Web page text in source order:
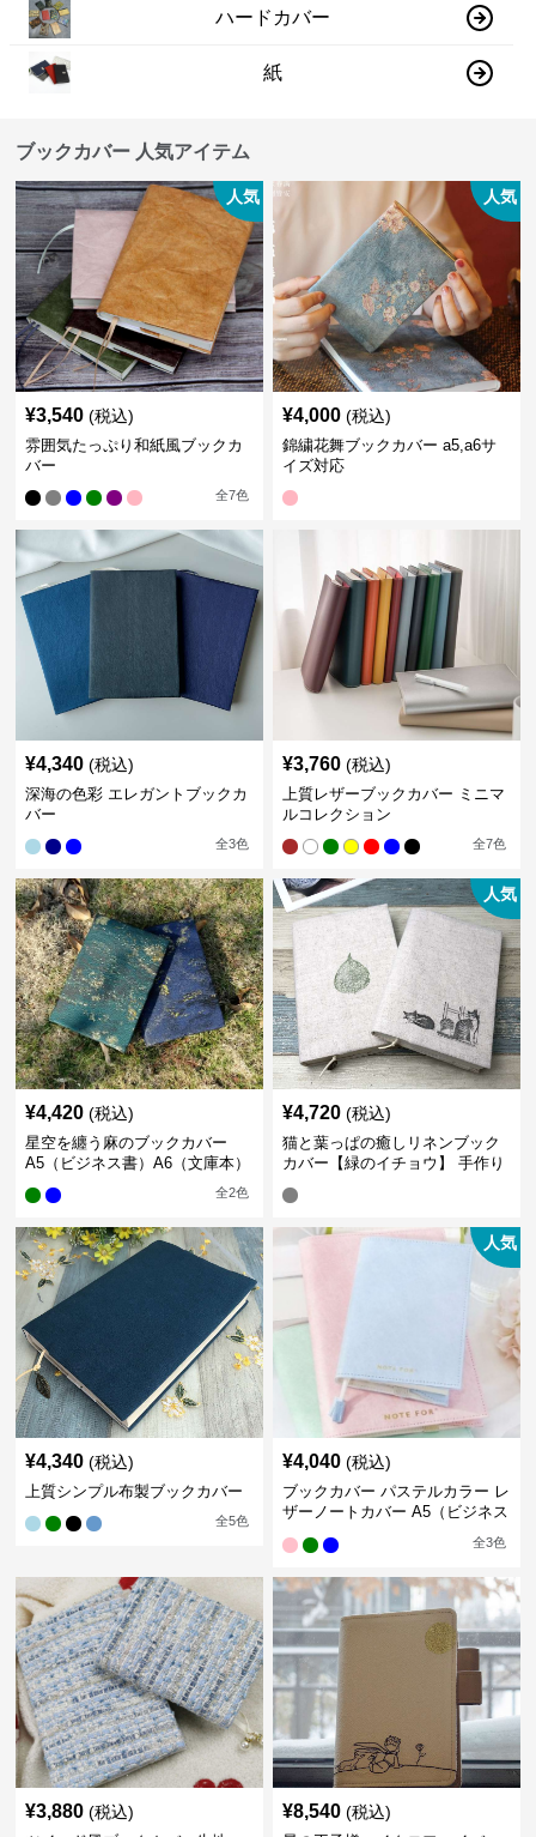
ハードカバー
紙
ブックカバー 人気アイテム
人気
¥3,540 (税込)
雰囲気たっぷり和紙風ブックカ
バー
全7色
人気
¥4,000 (税込)
錦繍花舞ブックカバー a5,a6サ
イズ対応
¥4,340 (税込)
深海の色彩 エレガントブックカ
バー
全3色
¥3,760 (税込)
上質レザーブックカバー ミニマ
ルコレクション
全7色
¥4,420 (税込)
星空を纏う麻のブックカバー
A5（ビジネス書）A6（文庫本）
全2色
人気
¥4,720 (税込)
猫と葉っぱの癒しリネンブック
カバー【緑のイチョウ】 手作り
¥4,340 (税込)
上質シンプル布製ブックカバー
全5色
人気
¥4,040 (税込)
ブックカバー パステルカラー レ
ザーノートカバー A5（ビジネス
全3色
¥3,880 (税込) ¥8,540 (税込)